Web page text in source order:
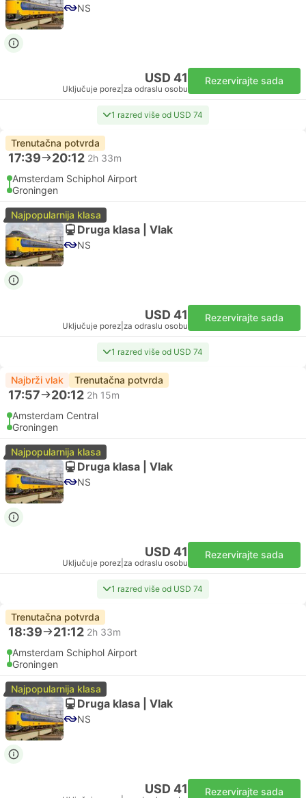
NS
USD 41
Uključuje porez za odraslu osobu
Rezervirajte sada
1 razred više od USD 74
Trenutačna potvrda
17:39 20:12 2h 33m
Amsterdam Schiphol Airport
Groningen
Najpopularnija klasa
Druga klasa | Vlak
NS
USD 41
Uključuje porez za odraslu osobu
Rezervirajte sada
1 razred više od USD 74
Najbrži vlak Trenutačna potvrda
17:57 20:12 2h 15m
Amsterdam Central
Groningen
Najpopularnija klasa
Druga klasa | Vlak
NS
USD 41
Uključuje porez za odraslu osobu
Rezervirajte sada
1 razred više od USD 74
Trenutačna potvrda
18:39 21:12 2h 33m
Amsterdam Schiphol Airport
Groningen
Najpopularnija klasa
Druga klasa | Vlak
NS
USD 41 Rezervirajte sada